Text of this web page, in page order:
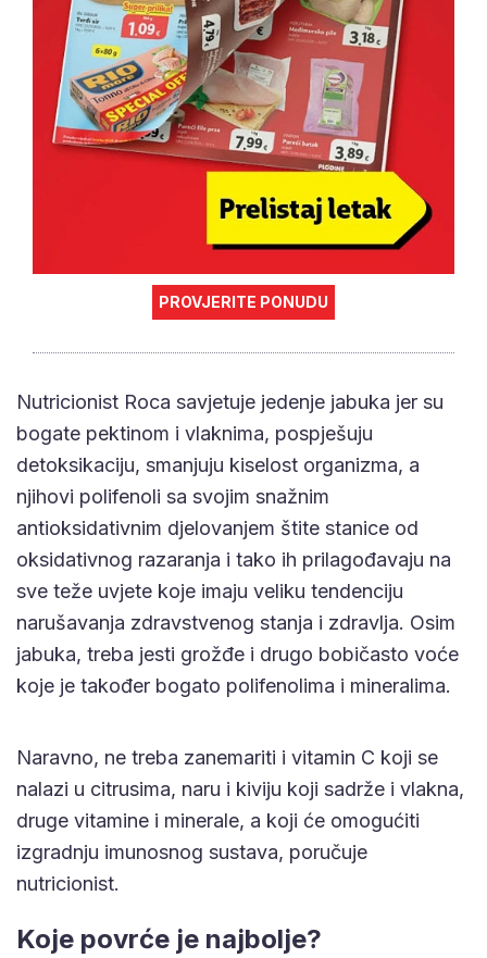
PROVJERITE PONUDU
Nutricionist Roca savjetuje jedenje jabuka jer su
bogate pektinom i vlaknima, pospješuju
detoksikaciju, smanjuju kiselost organizma, a
njihovi polifenoli sa svojim snažnim
antioksidativnim djelovanjem štite stanice od
oksidativnog razaranja i tako ih prilagođavaju na
sve teže uvjete koje imaju veliku tendenciju
narušavanja zdravstvenog stanja i zdravlja. Osim
jabuka, treba jesti grožđe i drugo bobičasto voće
koje je također bogato polifenolima i mineralima.
Naravno, ne treba zanemariti i vitamin C koji se
nalazi u citrusima, naru i kiviju koji sadrže i vlakna,
druge vitamine i minerale, a koji će omogućiti
izgradnju imunosnog sustava, poručuje
nutricionist.
Koje povrće je najbolje?